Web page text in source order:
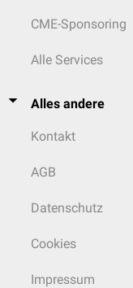
CME-Sponsoring
Alle Services
Alles andere
Kontakt
AGB
Datenschutz
Cookies
Impressum